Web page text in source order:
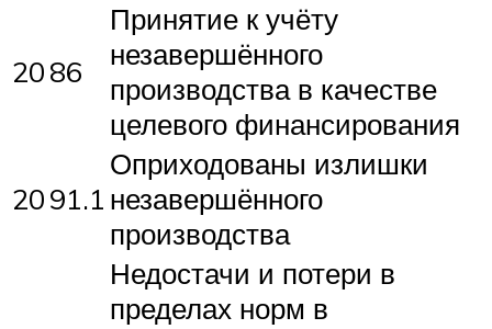
2086
Принятие к учёту
незавершённого
производства в качестве
целевого финансирования
2091.1
Оприходованы излишки
незавершённого
производства
Недостачи и потери в
пределах норм в